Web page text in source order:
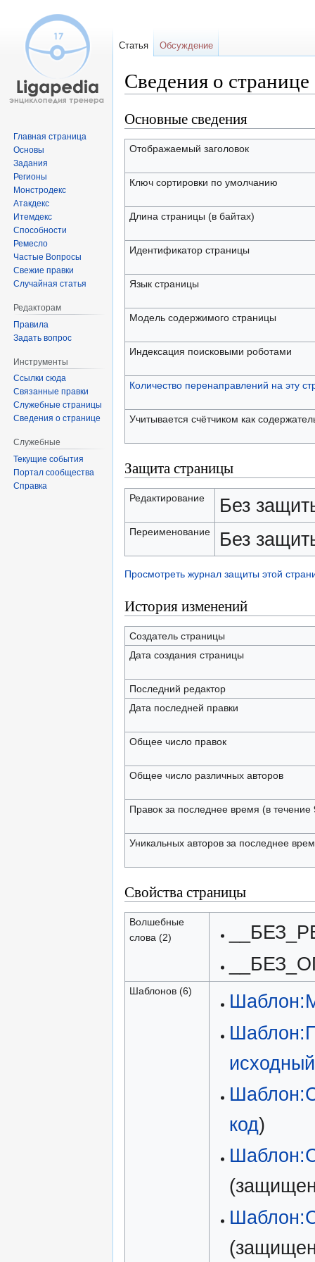
Сведения о
Перейти
к
навигации
Перейти
к
поиску
Основные сведения
Отображаемый заголовок
Ключ сортировки по умолчанию
Длина страницы (в байтах)
Идентификатор страницы
Язык страницы
Модель содержимого страницы
Индексация поисковыми роботами
Количество перенаправлений на эту
Учитывается счётчиком как
Защита страницы
Редактирование Без
Переименование Без
Просмотреть журнал защиты этой
История изменений
Создатель страницы
Дата создания страницы
Последний редактор
Дата последней правки
Общее число правок
Общее число различных авторов
Правок за последнее время (в течение
Уникальных авторов за последнее
Свойства страницы
Волшебные
слова (2)
Шаблонов (6)
код)
Статья Обсуждение
Главная страница
Основы
Задания
Регионы
Монстродекс
Атакдекс
Итемдекс
Способности
Ремесло
Частые Вопросы
Свежие правки
Случайная статья
Редакторам
Правила
Задать вопрос
Инструменты
Ссылки сюда
Связанные правки
Служебные страницы
Сведения о странице
Служебные
Текущие события
Портал сообщества
Справка